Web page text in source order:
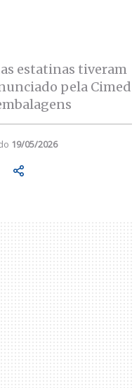
estatinas tiveram
pela Cimed
19/05/2026